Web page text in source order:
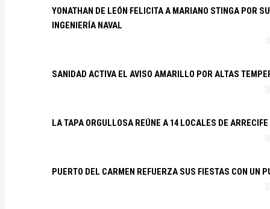
YONATHAN DE LEÓN FELICITA A MARIANO STINGA POR
INGENIERÍA NAVAL
SANIDAD ACTIVA EL AVISO AMARILLO POR ALTAS
LA TAPA ORGULLOSA REÚNE A 14 LOCALES DE ARRECIFE
PUERTO DEL CARMEN REFUERZA SUS FIESTAS CON UN